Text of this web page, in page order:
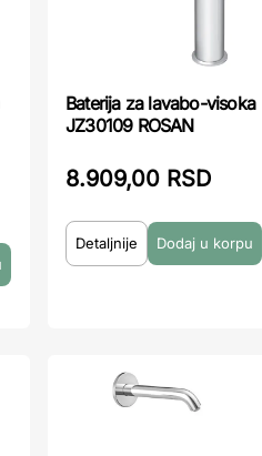
Baterija za lavabo-visoka
JZ30109 ROSAN
8.909,00 RSD
Detaljnije